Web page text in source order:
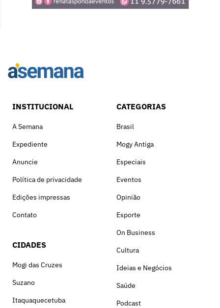
INSTITUCIONAL
A Semana
Expediente
Anuncie
Política de privacidade
Edições impressas
Contato
CIDADES
Mogi das Cruzes
Suzano
Itaquaquecetuba
CATEGORIAS
Brasil
Mogy Antiga
Especiais
Eventos
Opinião
Esporte
On Business
Cultura
Ideias e Negócios
Saúde
Podcast